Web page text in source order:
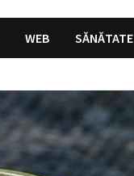
WEB SĂNĂTATE